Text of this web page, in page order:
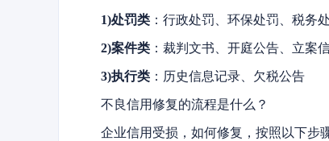
1)处罚类 ：行政处罚、环保处罚、税务
2)案件类 ：裁判文书、开庭公告、立案
3)执行类 ：历史信息记录、欠税公告
不良信用修复的流程是什么？
企业信用受损，如何修复，按照以下步